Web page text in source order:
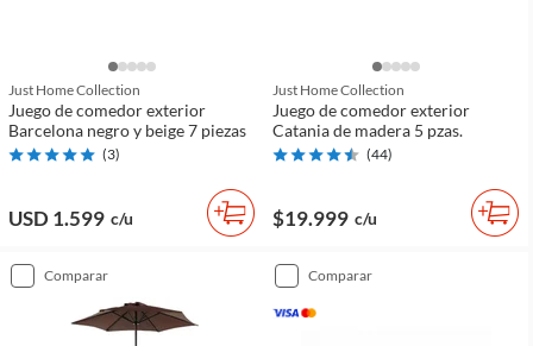
Just Home Collection
Juego de comedor exterior
Barcelona negro y beige 7 piezas
(3)
USD 1.599 c/u
Just Home Collection
Juego de comedor exterior
Catania de madera 5 pzas.
(44)
$19.999 c/u
comparar comparar